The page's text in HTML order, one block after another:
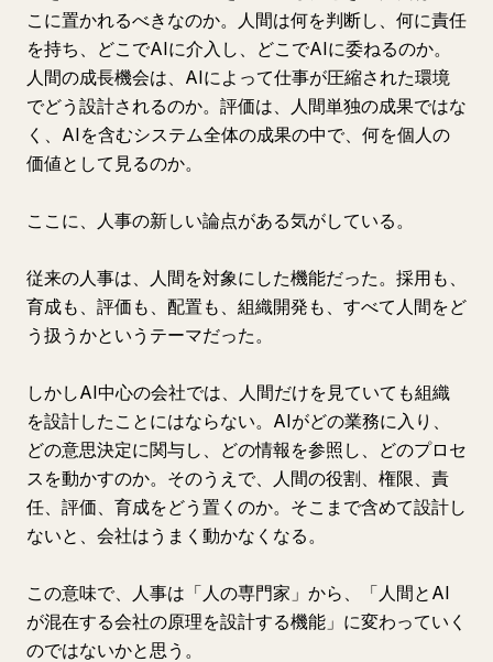
こに置かれるべきなのか。人間は何を判断し、何に責任
を持ち、どこでAIに介入し、どこでAIに委ねるのか。
人間の成長機会は、AIによって仕事が圧縮された環境
でどう設計されるのか。評価は、人間単独の成果ではな
く、AIを含むシステム全体の成果の中で、何を個人の
価値として見るのか。
ここに、人事の新しい論点がある気がしている。
従来の人事は、人間を対象にした機能だった。採用も、
育成も、評価も、配置も、組織開発も、すべて人間をど
う扱うかというテーマだった。
しかしAI中心の会社では、人間だけを見ていても組織
を設計したことにはならない。AIがどの業務に入り、
どの意思決定に関与し、どの情報を参照し、どのプロセ
スを動かすのか。そのうえで、人間の役割、権限、責
任、評価、育成をどう置くのか。そこまで含めて設計し
ないと、会社はうまく動かなくなる。
この意味で、人事は「人の専門家」から、「人間とAI
が混在する会社の原理を設計する機能」に変わっていく
のではないかと思う。